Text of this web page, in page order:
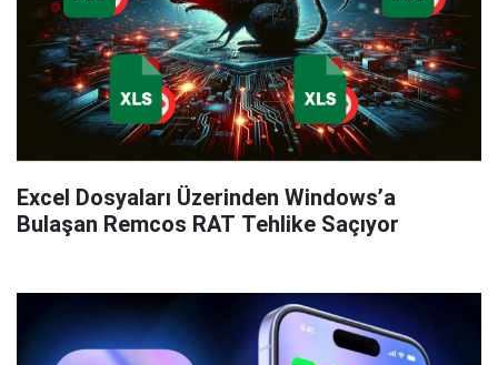
Excel Dosyaları Üzerinden Windows’a
Bulaşan Remcos RAT Tehlike Saçıyor